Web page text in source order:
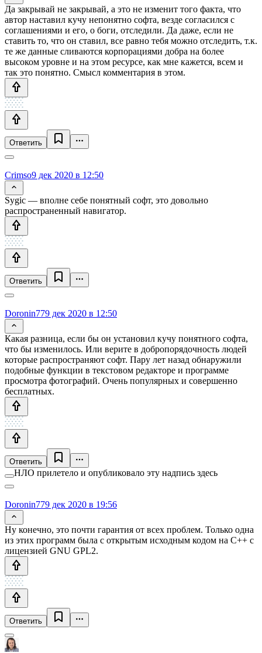
Да закрывай не закрывай, а это не изменит того факта, что
автор наставил кучу непонятно софта, везде согласился с
соглашениями и его, о боги, отследили. Да даже, если не
ставить то, что он ставил, все равно тебя можно отследить, т.к.
те же данные сливаются корпорациями добра на более
высоком уровне и на этом ресурсе, как мне кажется, всем и
так это понятно. Смысл комментария в этом.
Ответить
Crimso9 дек 2020 в 12:50
Sygic — вполне себе понятный софт, это довольно
распространенный навигатор.
Ответить
Doronin779 дек 2020 в 12:50
Какая разница, если бы он установил кучу понятного софта,
что бы изменилось. Или верите в добропорядочность людей
которые распространяют софт. Пару лет назад обнаружили
подобные функции в текстовом редакторе и программе
просмотра фотографий. Очень популярных и совершенно
бесплатных.
Ответить
НЛО прилетело и опубликовало эту надпись здесь
Doronin779 дек 2020 в 19:56
Ну конечно, это почти гарантия от всех проблем. Только одна
из этих программ была с открытым исходным кодом на С++ с
лицензией GNU GPL2.
Ответить